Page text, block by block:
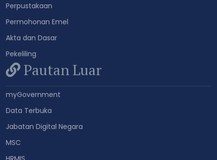
Perpustakaan
Permohonan Emel
Akta dan Dasar
Pekeliling
Pautan Luar
myGovernment
Data Terbuka
Jabatan Digital Negara
MSC